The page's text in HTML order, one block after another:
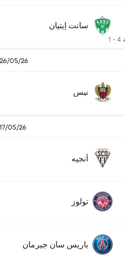
سانت إيتيان
26/05/26
نيس
17/05/26
أنجيه
تولوز
باريس سان جيرمان